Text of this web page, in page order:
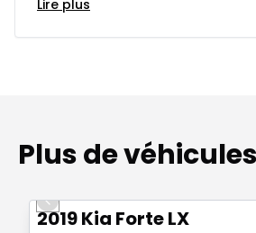
Lire plus
Plus de
Previous slide
2019 Kia Forte LX